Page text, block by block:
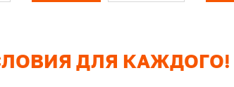
ДЛЯ КАЖДОГО!